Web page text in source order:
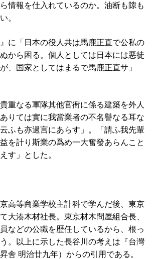
情報を仕入れているのか。油断も隙も
。
に「日本の役人共は馬鹿正直で公私の
から困る。個人としては日本には悪徒
、国家としてはまるで馬鹿正直サ」
重なる軍隊其他官衙に係る建築を外人
りては實に我當業者の不名譽なる耳な
ふも亦過言にあらす」。「請ふ我先輩
を計り斯業の爲め一大奮發あらんこと
す」とした。
高等商業学校主計科で学んだ後、東京
大湊木材社長。東京材木問屋組合長、
などの公職を歴任しているから、根っ
。以上に示した長谷川の考えは『台灣
舎 明治廿九年）からの引用である。